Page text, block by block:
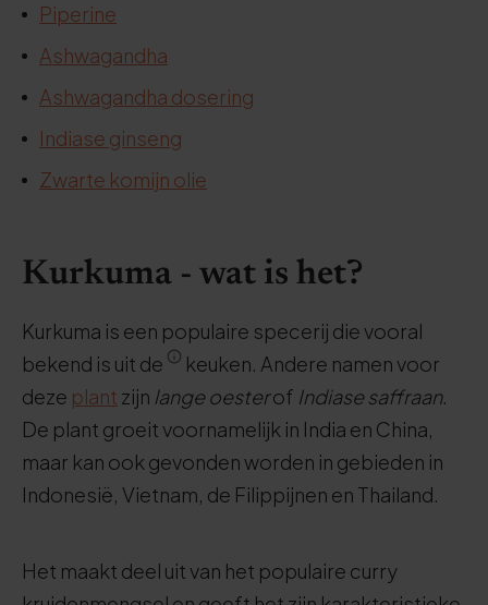
Piperine
Ashwagandha
Ashwagandha dosering
Indiase ginseng
Zwarte komijn olie
Kurkuma - wat is het?
Kurkuma is een populaire specerij die vooral
bekend is uit de
keuken. Andere namen voor
deze plant zijn lange oesterof Indiase saffraan.
De plant groeit voornamelijk in India en China,
maar kan ook gevonden worden in gebieden in
Indonesië, Vietnam, de Filippijnen en Thailand.
Het maakt deel uit van het populaire curry